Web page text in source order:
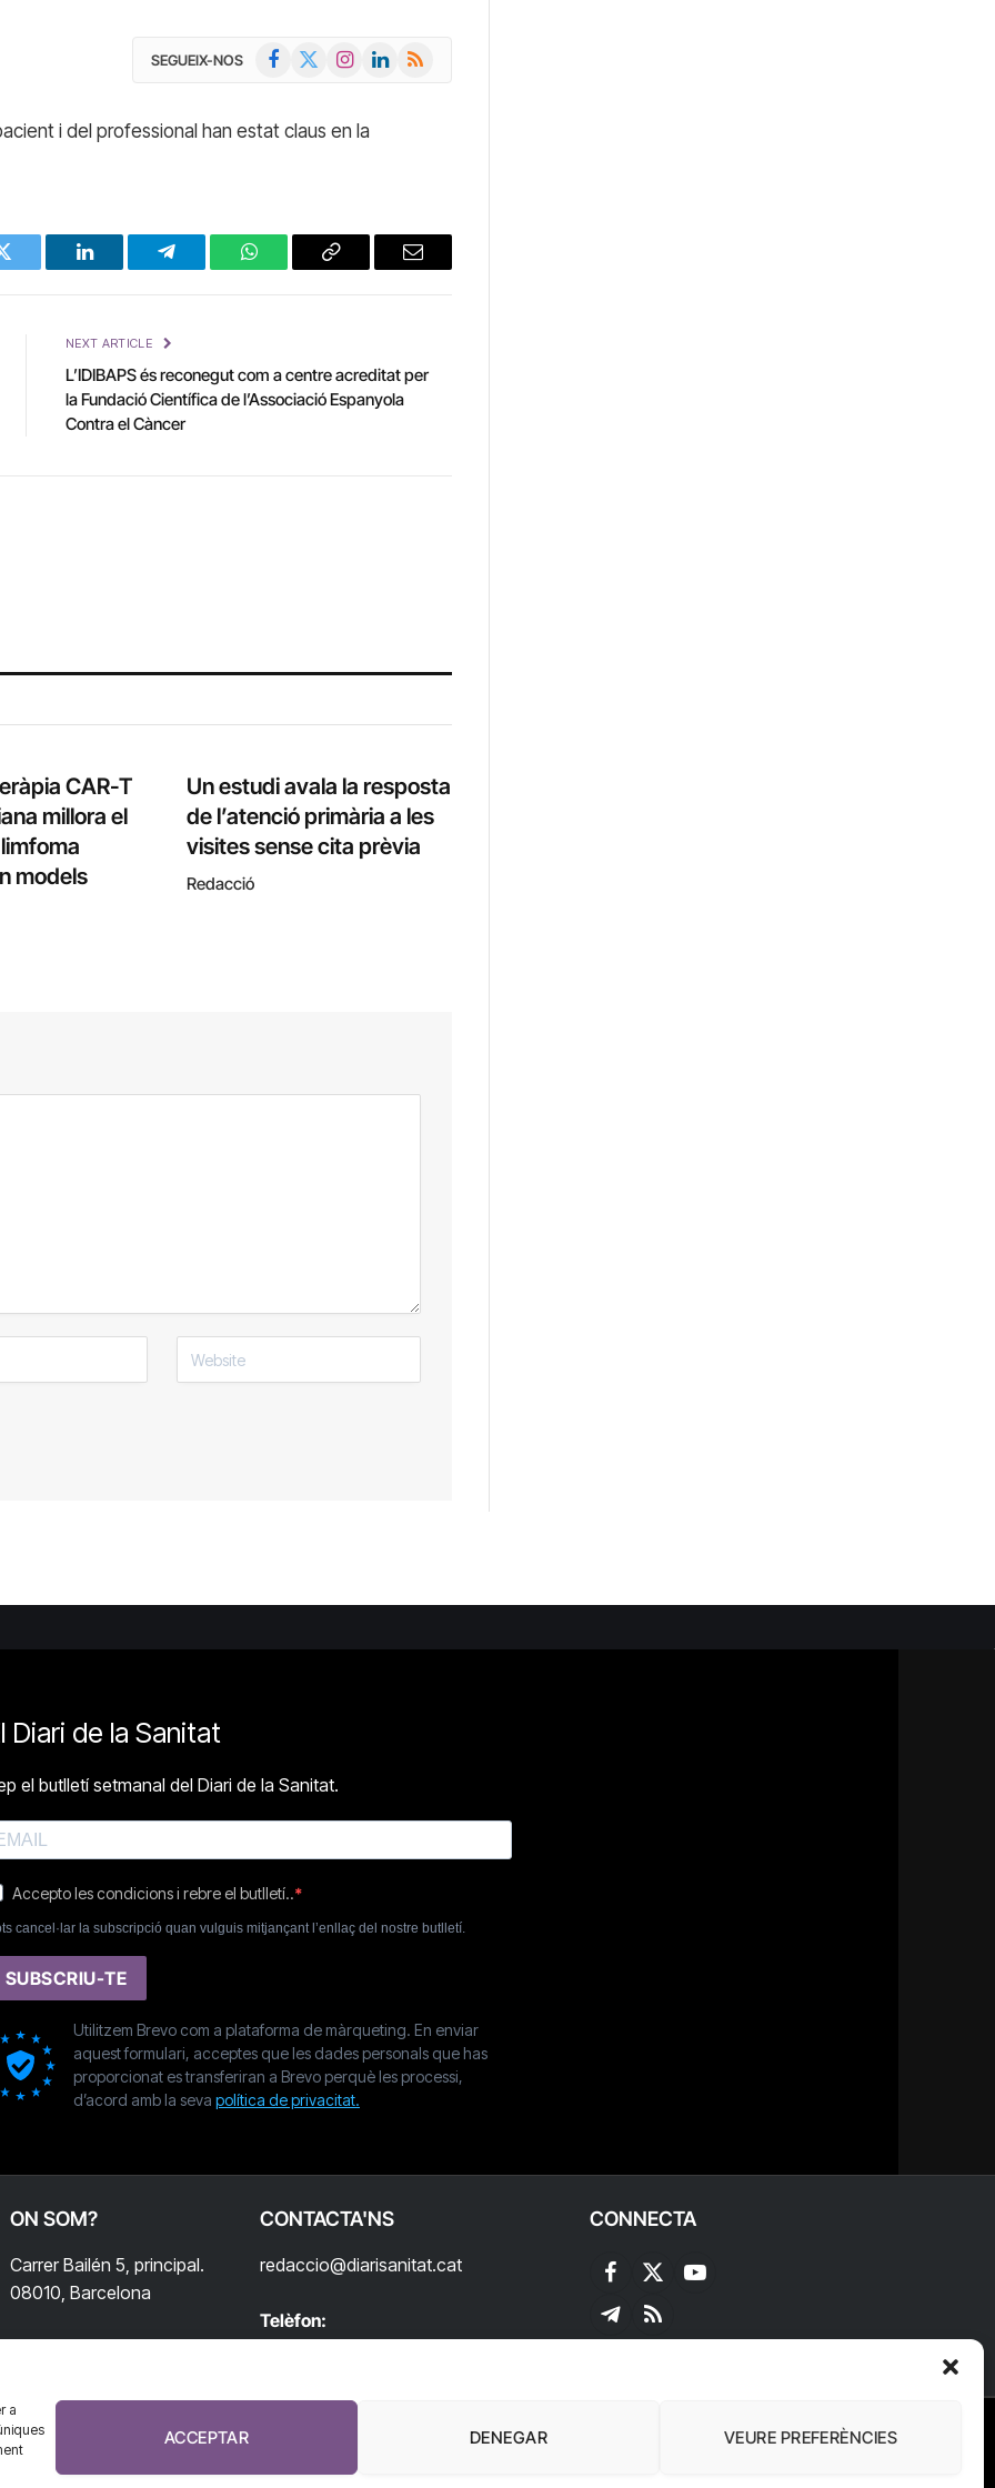
a
ACCEPTAR DENEGAR VEURE PREFERÈNCIES
SEGUEIX-NOS Facebook InstagramLinkedIn
RSS
i del professional han estat claus en la
Twitter LinkedIn Telegram WhatsAppCopy
Email
NEXT ARTICLE
L’IDIBAPS és reconegut com a centre acreditat per
la Fundació Científica de l’Associació Espanyola
Contra el Càncer
CAR-T
millora el
models
Un estudi avala la resposta
de l’atenció primària a les
visites sense cita prèvia
Redacció
Diari de la Sanitat
el butlletí setmanal del Diari de la Sanitat.
Accepto les condicions i rebre el butlletí..
cancel·lar la subscripció quan vulguis mitjançant l’enllaç del nostre butlletí.
SUBSCRIU-TE
Utilitzem Brevo com a plataforma de màrqueting. En enviar
aquest formulari, acceptes que les dades personals que has
proporcionat es transferiran a Brevo perquè les processi,
d’acord amb la seva política de privacitat.
ON SOM?
Carrer Bailén 5, principal.
08010, Barcelona
CONTACTA'NS
redaccio@diarisanitat.cat
Telèfon:
CONNECTA
Facebook
X
(Twitter)
YouTube
Telegram
RSS